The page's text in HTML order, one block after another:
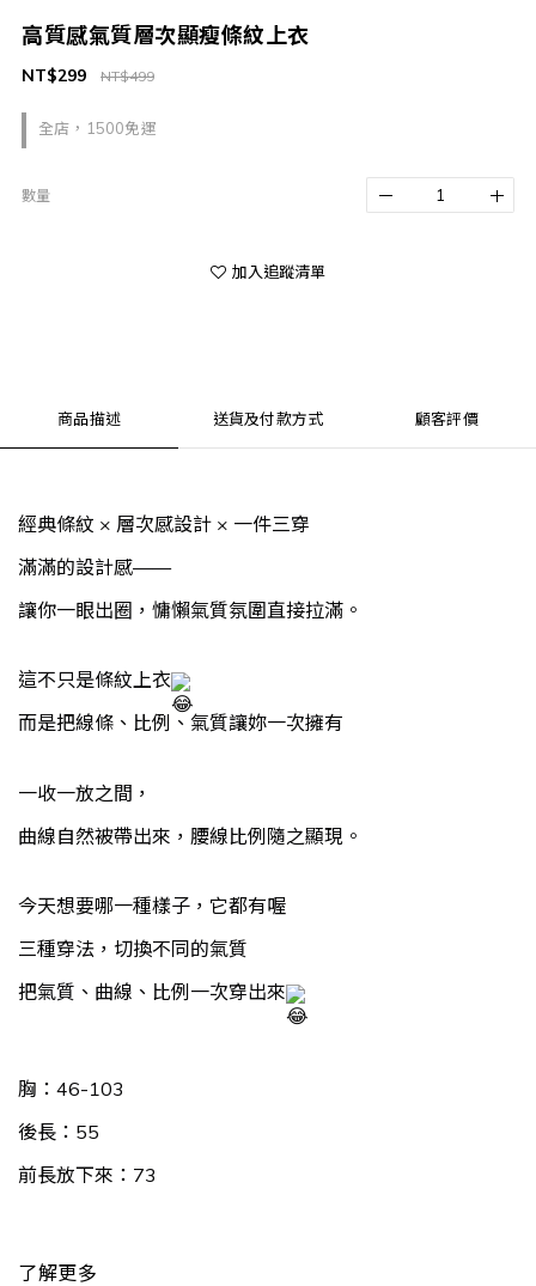
高質感氣質層次顯瘦條紋上衣
全店，1500免運
NT$499
NT$299
數量
加入追蹤清單
商品描述 送貨及付款方式 顧客評價
經典條紋 × 層次感設計 × 一件三穿
滿滿的設計感——
讓你一眼出圈，慵懶氣質氛圍直接拉滿。
這不只是條紋上衣
而是把線條、比例、氣質讓妳一次擁有
一收一放之間，
曲線自然被帶出來，腰線比例隨之顯現。
今天想要哪一種樣子，它都有喔
三種穿法，切換不同的氣質
把氣質、曲線、比例一次穿出來
胸：46-103
後長：55
前長放下來：73
了解更多